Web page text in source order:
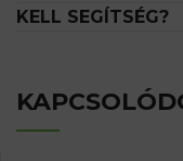
KELL SEGÍTSÉG?